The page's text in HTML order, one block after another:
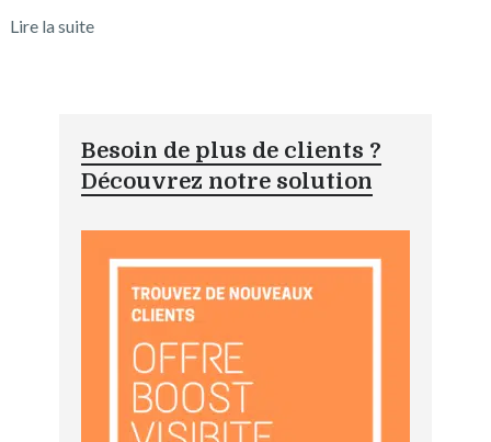
Lire la suite
Besoin de plus de clients ?
Découvrez notre solution